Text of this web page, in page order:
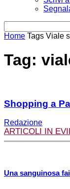
Home Tags Viale
Tag:
Shopping a
Redazione
ARTICOLI IN
Una sanguinosa